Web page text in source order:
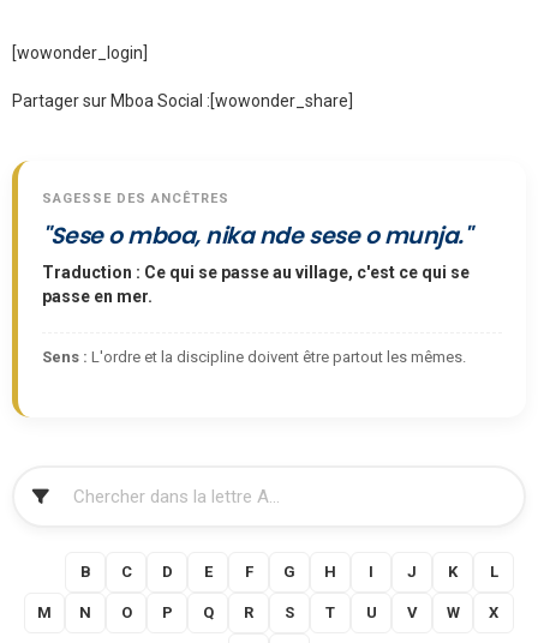
[wowonder_login]
Partager sur Mboa Social :[wowonder_share]
SAGESSE DES ANCÊTRES
"Sese o mboa, nika nde sese o munja."
Traduction : Ce qui se passe au village, c'est ce qui se
passe en mer.
Sens : L'ordre et la discipline doivent être partout les mêmes.
B C D E F G H I J K L
M N O P Q R S T U V W X